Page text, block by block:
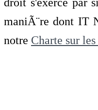
maniÃ¨re dont IT
notre Charte sur